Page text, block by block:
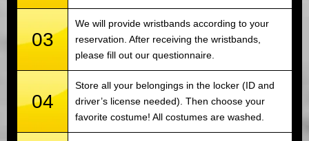
03
We will provide wristbands according to your
reservation. After receiving the wristbands,
please fill out our questionnaire.
04
Store all your belongings in the locker (ID and
driver’s license needed). Then choose your
favorite costume! All costumes are washed.